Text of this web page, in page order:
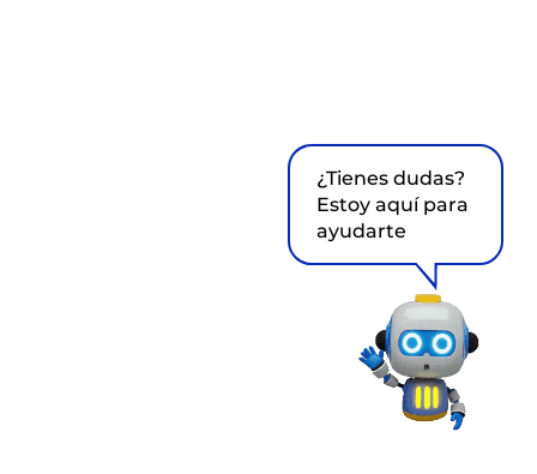
¿Tienes dudas?
Estoy aquí para
ayudarte